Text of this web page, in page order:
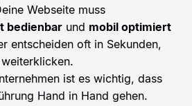
Webseite muss
bedienbar und mobil optimiert
entscheiden oft in Sekunden,
ist es wichtig, dass
Hand in Hand gehen.